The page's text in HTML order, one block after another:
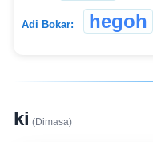
Adi Bokar: hegoh
ki (Dimasa)